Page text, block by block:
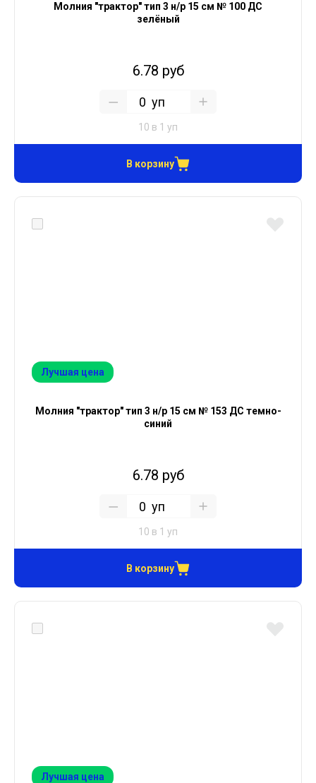
Молния "трактор" тип 3 н/р 15 см № 100 ДС
зелёный
6.78 руб
уп
10 в 1 уп
В корзину
Лучшая цена
Молния "трактор" тип 3 н/р 15 см № 153 ДС темно-
синий
6.78 руб
уп
10 в 1 уп
В корзину
Лучшая цена